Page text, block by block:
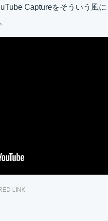
Captureをそういう風に
LINK